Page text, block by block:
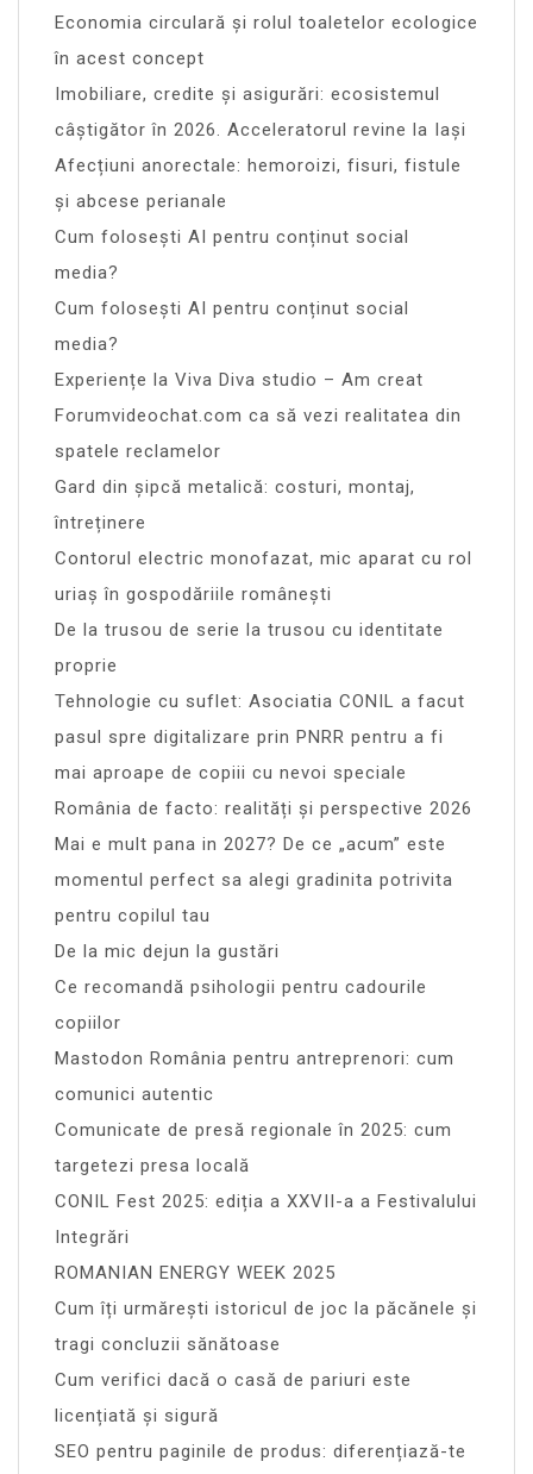
Economia circulară și rolul toaletelor ecologice
în acest concept
Imobiliare, credite și asigurări: ecosistemul
câștigător în 2026. Acceleratorul revine la Iași
Afecțiuni anorectale: hemoroizi, fisuri, fistule
și abcese perianale
Cum folosești AI pentru conținut social
media?
Cum folosești AI pentru conținut social
media?
Experiențe la Viva Diva studio – Am creat
Forumvideochat.com ca să vezi realitatea din
spatele reclamelor
Gard din șipcă metalică: costuri, montaj,
întreținere
Contorul electric monofazat, mic aparat cu rol
uriaș în gospodăriile românești
De la trusou de serie la trusou cu identitate
proprie
Tehnologie cu suflet: Asociatia CONIL a facut
pasul spre digitalizare prin PNRR pentru a fi
mai aproape de copiii cu nevoi speciale
România de facto: realități și perspective 2026
Mai e mult pana in 2027? De ce „acum” este
momentul perfect sa alegi gradinita potrivita
pentru copilul tau
De la mic dejun la gustări
Ce recomandă psihologii pentru cadourile
copiilor
Mastodon România pentru antreprenori: cum
comunici autentic
Comunicate de presă regionale în 2025: cum
targetezi presa locală
CONIL Fest 2025: ediția a XXVII-a a Festivalului
Integrări
ROMANIAN ENERGY WEEK 2025
Cum îți urmărești istoricul de joc la păcănele și
tragi concluzii sănătoase
Cum verifici dacă o casă de pariuri este
licențiată și sigură
SEO pentru paginile de produs: diferențiază-te